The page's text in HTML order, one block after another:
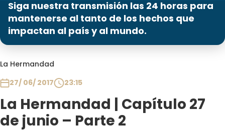
Siga nuestra transmisión las 24 horas para
mantenerse al tanto de los hechos que
impactan al país y al mundo.
La Hermandad
27/ 06/ 2017
23:15
La Hermandad | Capítulo 27
de junio – Parte 2
Programas
Contigo en Directo
Plan Perfecto
Sabingo
Todos Los Programas